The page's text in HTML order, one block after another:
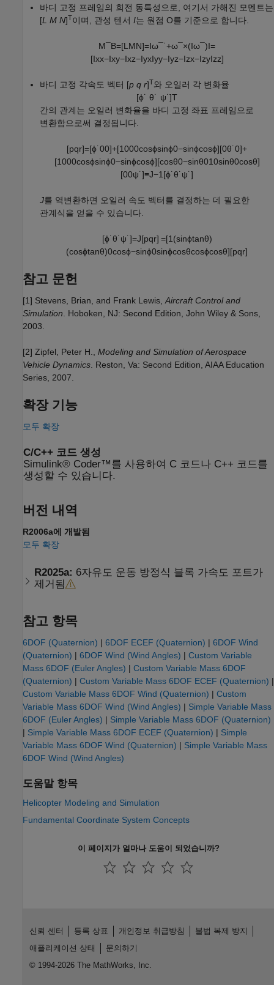
바디 고정 프레임의 회전 동특성으로, 여기서 가해진 모멘트는
[L M N]T이며, 관성 텐서 I는 원점 O를 기준으로 합니다.
M¯B=[L MN]=Iω¯˙+ω¯×(Iω¯)I=
[Ixx−Ixy−Ixz−IyxIyy−Iyz−Izx−IzyIzz]
바디 고정 각속도 벡터 [p q r]T와 오일러 각 변화율
[ϕ˙ θ˙ ψ˙]T
간의 관계는 오일러 변화율을 바디 고정 좌표 프레임으로
변환함으로써 결정됩니다.
[pqr]=[ϕ˙00]+[1000cosϕsinϕ0−sinϕcosϕ][0θ˙0]+
[1000cosϕsinϕ0−sinϕcosϕ][cosθ0−sinθ010sinθ0cosθ]
[00ψ˙]≡J−1 [ϕ˙θ˙ψ˙]
J를 역변환하면 오일러 속도 벡터를 결정하는 데 필요한
관계식을 얻을 수 있습니다.
[ϕ˙θ˙ψ˙]=J[pqr] =[1 (sinϕtanθ)
(cosϕtanθ)0cosϕ−sinϕ0sinϕcosθcosϕcosθ][pqr]
참고 문헌
[1] Stevens, Brian, and Frank Lewis, Aircraft Control and
Simulation . Hoboken, NJ: Second Edition, John Wiley & Sons,
2003.
[2] Zipfel, Peter H., Modeling and Simulation of Aerospace
Vehicle Dynamics . Reston, Va: Second Edition, AIAA Education
Series, 2007.
확장 기능
모두 확장
C/C++ 코드 생성
Simulink® Coder™를 사용하여 C 코드나 C++ 코드를
생성할 수 있습니다.
버전 내역
R2006a에 개발됨
모두 확장
R2025a: 6자유도 운동 방정식 블록 가속도 포트가
제거됨
참고 항목
6DOF (Quaternion) | 6DOF ECEF (Quaternion) | 6DOF Wind
(Quaternion) | 6DOF Wind (Wind Angles) | Custom Variable
Mass 6DOF (Euler Angles) | Custom Variable Mass 6DOF
(Quaternion) | Custom Variable Mass 6DOF ECEF (Quaternion) |
Custom Variable Mass 6DOF Wind (Quaternion) | Custom
Variable Mass 6DOF Wind (Wind Angles) | Simple Variable Mass
6DOF (Euler Angles) | Simple Variable Mass 6DOF (Quaternion)
| Simple Variable Mass 6DOF ECEF (Quaternion) | Simple
Variable Mass 6DOF Wind (Quaternion) | Simple Variable Mass
6DOF Wind (Wind Angles)
도움말 항목
Helicopter Modeling and Simulation
Fundamental Coordinate System Concepts
이 페이지가 얼마나 도움이 되었습니까?
신뢰 센터 등록 상표 개인정보 취급방침
불법 복제 방지
애플리케이션 상태
문의하기
© 1994-2026 The MathWorks, Inc.